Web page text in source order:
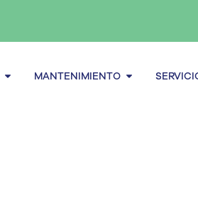
Abrir almacenamiento
MANTENIMIENTO Abrir